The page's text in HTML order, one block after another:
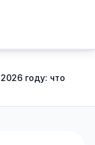
году: что